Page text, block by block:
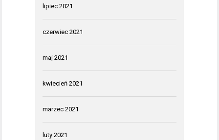
lipiec 2021
czerwiec 2021
maj 2021
kwiecień 2021
marzec 2021
luty 2021